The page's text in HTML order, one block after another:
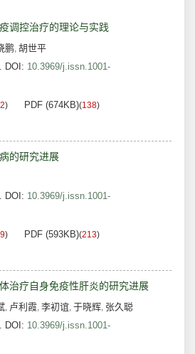
调控治疗的理论与实践
鹏, 胡世平
DOI: 10.3969/j.issn.1001-
) PDF (674KB)(138)
的研究进展
DOI: 10.3969/j.issn.1001-
) PDF (593KB)(213)
治疗自身免疫性肝炎的研究进展
, 卢利霞, 李初谊, 于晓辉, 张久聪
DOI: 10.3969/j.issn.1001-